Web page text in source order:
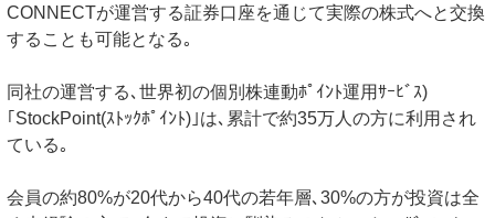
CONNECTが運営する証券口座を通じて実際の株式へと交換
することも可能となる｡
同社の運営する､世界初の個別株連動ﾎﾟｲﾝﾄ運用ｻｰﾋﾞｽ)
｢StockPoint(ｽﾄｯｸﾎﾟｲﾝﾄ)｣は､累計で約35万人の方に利用され
ている｡
会員の約80%が20代から40代の若年層､30%の方が投資は全